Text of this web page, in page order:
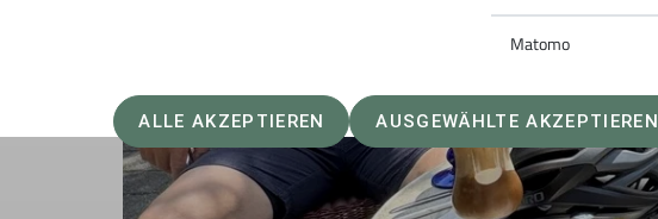
Matomo
ALLE AKZEPTIEREN AUSGEWÄHLTE AKZEPTIEREN